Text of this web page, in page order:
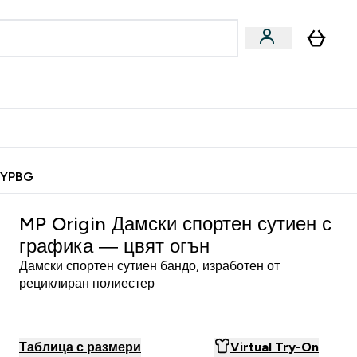
MP Origin Дамски спортен сутиен с
графика — цвят огън
Дамски спортен сутиен бандо, изработен от
рециклиран полиестер
Таблица с размери Virtual Try-On